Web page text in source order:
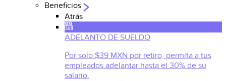
Beneficios
Atrás
ADELANTO DE SUELDO
Por solo $39 MXN por retiro, permita a tus
empleados adelantar hasta el 30% de su
salario.